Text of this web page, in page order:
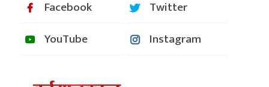
Facebook
Twitter
YouTube
Instagram